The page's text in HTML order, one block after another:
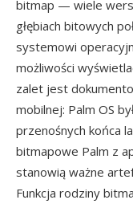
bitmap — wiele
głębiach bitowych
systemowi
możliwości
zalet jest
mobilnej: Palm OS
przenośnych końca
bitmapowe Palm z
stanowią ważne
Funkcja rodziny